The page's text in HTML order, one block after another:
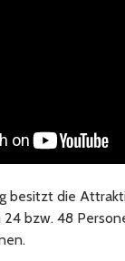
besitzt die
bzw. 48